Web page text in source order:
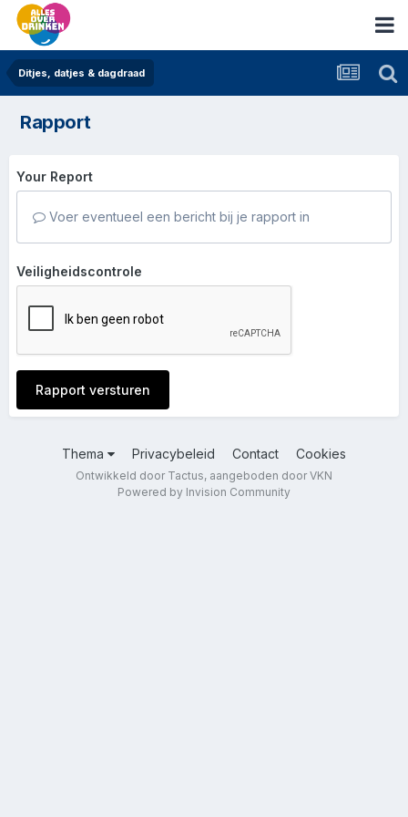
Ditjes, datjes & dagdraad
Rapport
Your Report
Voer eventueel een bericht bij je rapport in
Veiligheidscontrole
Rapport versturen
Thema Privacybeleid Contact Cookies
Ontwikkeld door Tactus, aangeboden door VKN
Powered by Invision Community